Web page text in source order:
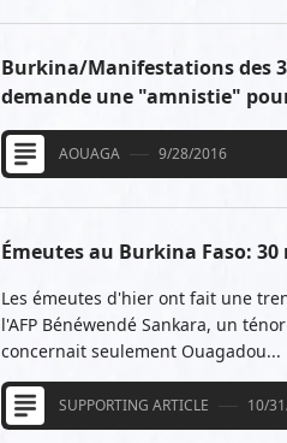
Burkina/Manifestations des
demande une "amnistie"
AOUAGA 9/28/2016
Émeutes au Burkina Faso:
Les émeutes d'hier ont fait une
l'AFP Bénéwendé Sankara, un
concernait seulement Ouagadou...
SUPPORTING ARTICLE 10/